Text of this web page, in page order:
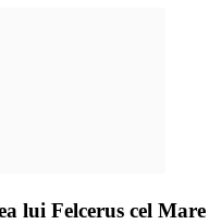
lui Felcerus cel Mare